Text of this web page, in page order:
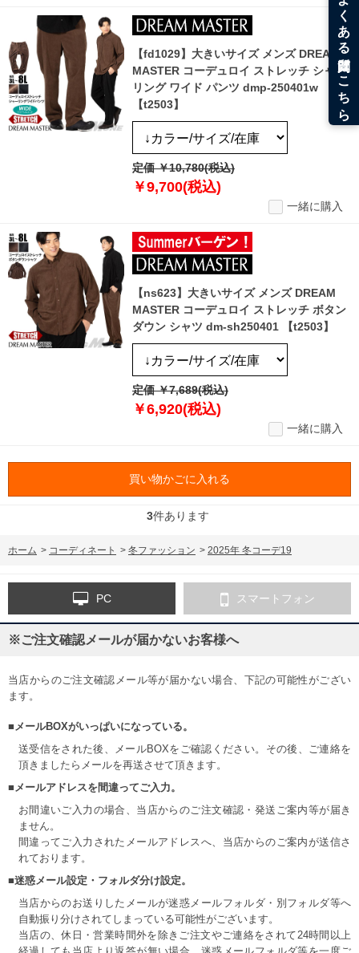
【fd1029】大きいサイズ メンズ DREAM
MASTER コーデュロイ ストレッチ シャー
リング ワイド パンツ dmp-250401w
【t2503】
定価 ￥10,780(税込)
￥9,700(税込)
一緒に購入
【ns623】大きいサイズ メンズ DREAM
MASTER コーデュロイ ストレッチ ボタン
ダウン シャツ dm-sh250401 【t2503】
定価 ￥7,689(税込)
￥6,920(税込)
一緒に購入
買い物かごに入れる
3件あります
ホーム > コーディネート > 冬ファッション > 2025年 冬コーデ19
PC スマートフォン
※ご注文確認メールが届かないお客様へ
当店からのご注文確認メール等が届かない場合、下記の可能性がござい
ます。
■メールBOXがいっぱいになっている。
送受信をされた後、メールBOXをご確認ください。その後、ご連絡を
頂きましたらメールを再送させて頂きます。
■メールアドレスを間違ってご入力。
お間違いご入力の場合、当店からのご注文確認・発送ご案内等が届き
ません。
間違ってご入力されたメールアドレスへ、当店からのご案内が送信さ
れております。
■迷惑メール設定・フォルダ分け設定。
当店からのお送りしたメールが迷惑メールフォルダ・別フォルダ等へ
自動振り分けされてしまっている可能性がございます。
当店の、休日・営業時間外を除きご注文やご連絡をされて24時間以上